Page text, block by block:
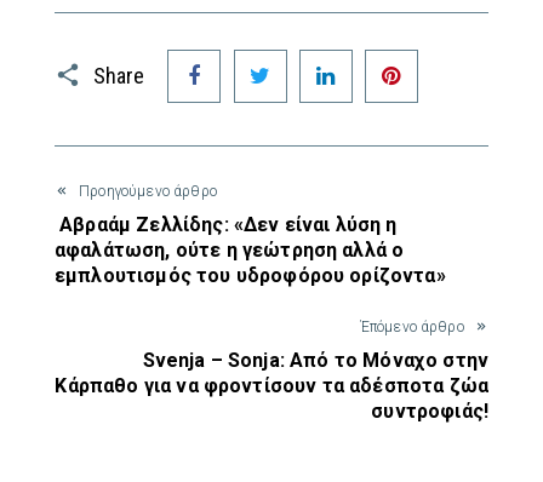
Share
Facebook Twitter LinkedIn
Προηγούμενο άρθρο
Αβραάμ Ζελλίδης: «Δεν είναι λύση η
αφαλάτωση, ούτε η γεώτρηση αλλά ο
εμπλουτισμός του υδροφόρου ορίζοντα»
Έπόμενο άρθρο
Svenja – Sonja: Από το Μόναχο στην
Κάρπαθο για να φροντίσουν τα αδέσποτα ζώα
συντροφιάς!